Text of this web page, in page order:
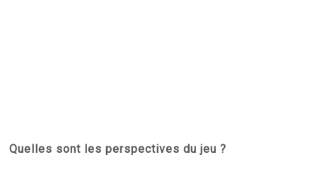
Quelles sont les perspectives du jeu ?